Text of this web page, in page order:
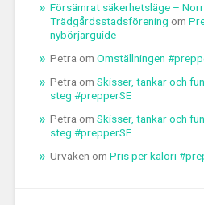
Försämrat säkerhetsläge –
Trädgårdsstadsförening om
nybörjarguide
Petra om Omställningen
Petra om Skisser, tankar och
steg #prepperSE
Petra om Skisser, tankar och
steg #prepperSE
Urvaken om Pris per kalori